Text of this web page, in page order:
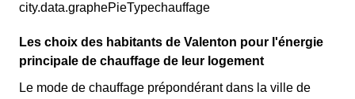
city.data.graphePieTypechauffage
Les choix des habitants de Valenton pour l'énergie
principale de chauffage de leur logement
Le mode de chauffage prépondérant dans la ville de